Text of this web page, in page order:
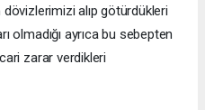
alıp götürdükleri
olmadığı ayrıca bu sebepten
zarar verdikleri